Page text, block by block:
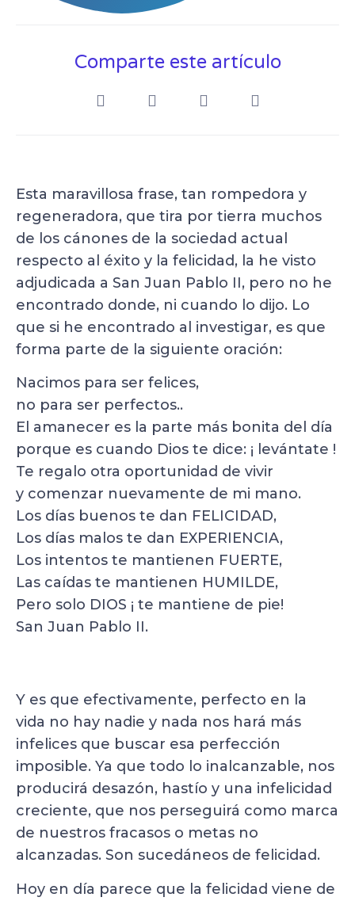
Comparte este artículo
Esta maravillosa frase, tan rompedora y
regeneradora, que tira por tierra muchos
de los cánones de la sociedad actual
respecto al éxito y la felicidad, la he visto
adjudicada a San Juan Pablo II, pero no he
encontrado donde, ni cuando lo dijo. Lo
que si he encontrado al investigar, es que
forma parte de la siguiente oración:
Nacimos para ser felices,
no para ser perfectos..
El amanecer es la parte más bonita del día
porque es cuando Dios te dice: ¡ levántate !
Te regalo otra oportunidad de vivir
y comenzar nuevamente de mi mano.
Los días buenos te dan FELICIDAD,
Los días malos te dan EXPERIENCIA,
Los intentos te mantienen FUERTE,
Las caídas te mantienen HUMILDE,
Pero solo DIOS ¡ te mantiene de pie!
San Juan Pablo II.
Y es que efectivamente, perfecto en la
vida no hay nadie y nada nos hará más
infelices que buscar esa perfección
imposible. Ya que todo lo inalcanzable, nos
producirá desazón, hastío y una infelicidad
creciente, que nos perseguirá como marca
de nuestros fracasos o metas no
alcanzadas. Son sucedáneos de felicidad.
Hoy en día parece que la felicidad viene de